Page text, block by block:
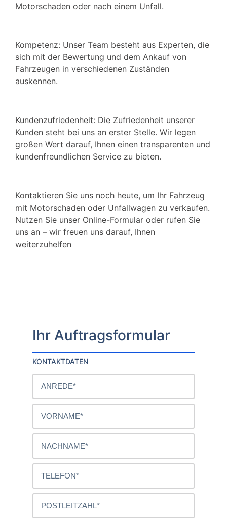
Motorschaden oder nach einem Unfall.
Kompetenz: Unser Team besteht aus Experten, die
sich mit der Bewertung und dem Ankauf von
Fahrzeugen in verschiedenen Zuständen
auskennen.
Kundenzufriedenheit: Die Zufriedenheit unserer
Kunden steht bei uns an erster Stelle. Wir legen
großen Wert darauf, Ihnen einen transparenten und
kundenfreundlichen Service zu bieten.
Kontaktieren Sie uns noch heute, um Ihr Fahrzeug
mit Motorschaden oder Unfallwagen zu verkaufen.
Nutzen Sie unser Online-Formular oder rufen Sie
uns an – wir freuen uns darauf, Ihnen
weiterzuhelfen
Ihr Auftragsformular
KONTAKTDATEN